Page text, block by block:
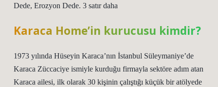
Dede, Erozyon Dede. 3 satır daha
Karaca Home’in kurucusu kimdir?
1973 yılında Hüseyin Karaca’nın İstanbul Süleymaniye’de
Karaca Züccaciye ismiyle kurduğu firmayla sektöre adım atan
Karaca ailesi, ilk olarak 30 kişinin çalıştığı küçük bir atölyede